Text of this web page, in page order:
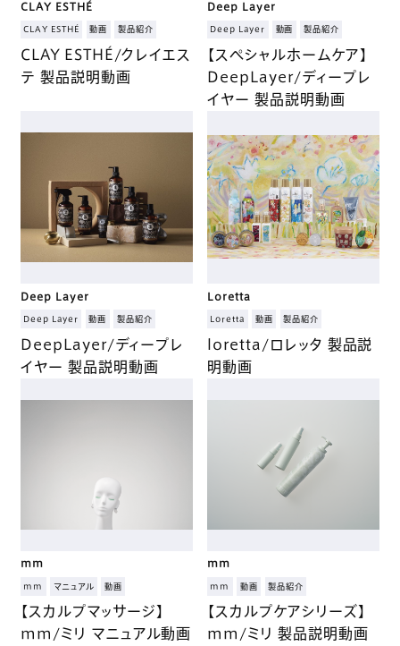
CLAY ESTHÉ
CLAY ESTHÉ 動画 製品紹介
CLAY ESTHÉ/クレイエス
テ 製品説明動画
Deep Layer
Deep Layer 動画 製品紹介
【スペシャルホームケア】
DeepLayer/ディープレ
イヤー 製品説明動画
Deep Layer
Deep Layer 動画 製品紹介
DeepLayer/ディープレ
イヤー 製品説明動画
Loretta
Loretta 動画 製品紹介
loretta/ロレッタ 製品説
明動画
mm
mm マニュアル 動画
【スカルプマッサージ】
mm/ミリ マニュアル動画
mm
mm 動画 製品紹介
【スカルプケアシリーズ】
mm/ミリ 製品説明動画